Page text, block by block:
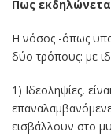
Πως
Η νόσος -όπως
δύο τρόπους: με
1) Ιδεοληψίες,
εισβάλλουν στο